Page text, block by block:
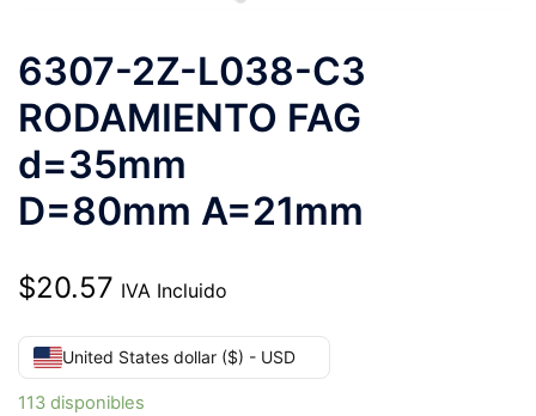
6307-2Z-L038-C3
RODAMIENTO FAG
d=35mm
D=80mm A=21mm
$20.57 IVA Incluido
United States dollar ($) - USD
113 disponibles